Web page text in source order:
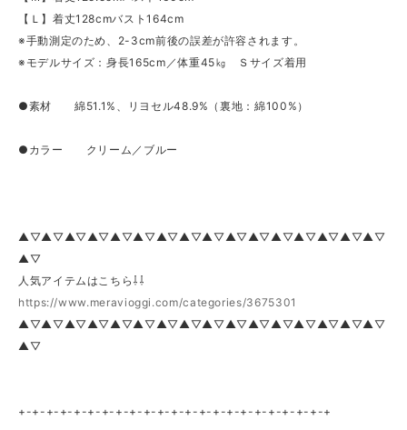
【Ｌ】着丈128cmバスト164cm
※手動測定のため、2-3cm前後の誤差が許容されます。
※モデルサイズ：身長165cm／体重45㎏ Ｓサイズ着用
●素材 綿51.1%、リヨセル48.9%（裏地：綿100%）
●カラー クリーム／ブルー
▲▽▲▽▲▽▲▽▲▽▲▽▲▽▲▽▲▽▲▽▲▽▲▽▲▽▲▽▲▽▲▽
▲▽
人気アイテムはこちら⇩⇩
https://www.meravioggi.com/categories/3675301
▲▽▲▽▲▽▲▽▲▽▲▽▲▽▲▽▲▽▲▽▲▽▲▽▲▽▲▽▲▽▲▽
▲▽
+-+-+-+-+-+-+-+-+-+-+-+-+-+-+-+-+-+-+-+-+-+-+